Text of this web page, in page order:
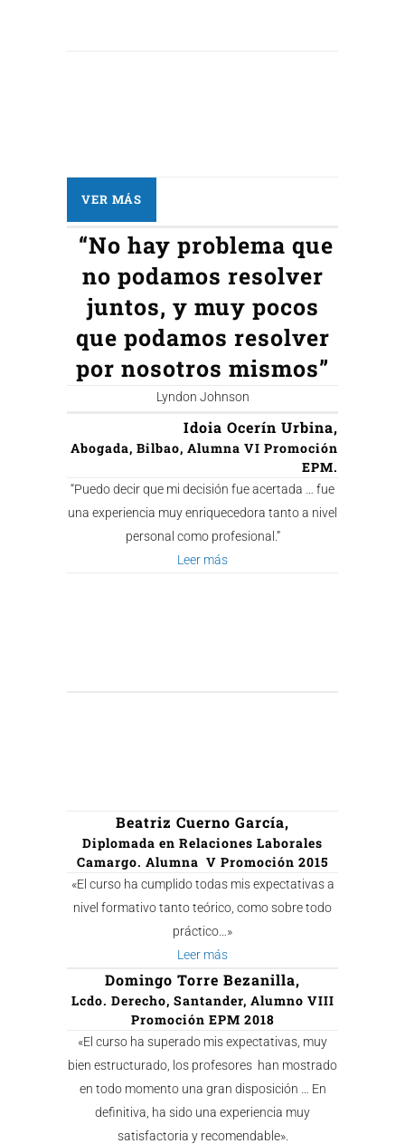
VER MÁS
“No hay problema que
no podamos resolver
juntos, y muy pocos
que podamos resolver
por nosotros mismos”
Lyndon Johnson
Idoia Ocerín Urbina,
Abogada, Bilbao, Alumna VI Promoción
EPM.
“Puedo decir que mi decisión fue acertada … fue
una experiencia muy enriquecedora tanto a nivel
personal como profesional.”
Leer más
Beatriz Cuerno García,
Diplomada en Relaciones Laborales
Camargo. Alumna V Promoción 2015
«El curso ha cumplido todas mis expectativas a
nivel formativo tanto teórico, como sobre todo
práctico…»
Leer más
Domingo Torre Bezanilla,
Lcdo. Derecho, Santander, Alumno VIII
Promoción EPM 2018
«El curso ha superado mis expectativas, muy
bien estructurado, los profesores han mostrado
en todo momento una gran disposición … En
definitiva, ha sido una experiencia muy
satisfactoria y recomendable».